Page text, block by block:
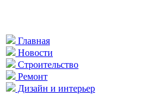
Главная
Новости
Строительство
Ремонт
Дизайн и интерьер